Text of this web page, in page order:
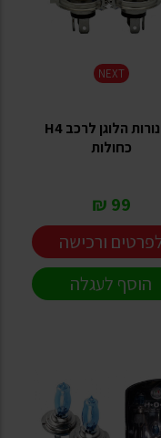
NEXT
זוג נורות הלוגן לרכב H4
כחולות
99 ₪
ורכישה
הוסף לעגלה